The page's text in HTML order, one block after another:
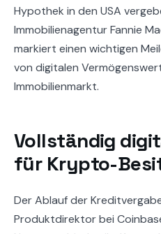
Hypothek in den USA
Immobilienagentur Fannie
markiert einen wichtigen
von digitalen
Immobilienmarkt.
Vollständig
für Krypto-
Der Ablauf der
Produktdirektor bei